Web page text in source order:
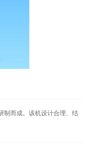
制而成。该机设计合理、结